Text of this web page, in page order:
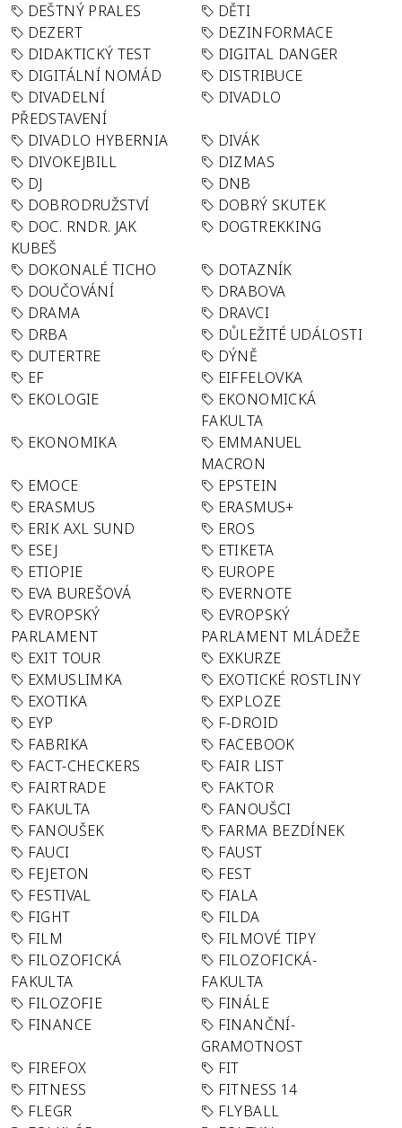
DEŠTNÝ PRALES
DĚTI
DEZERT
DEZINFORMACE
DIDAKTICKÝ TEST
DIGITAL DANGER
DIGITÁLNÍ NOMÁD
DISTRIBUCE
DIVADELNÍ
PŘEDSTAVENÍ
DIVADLO
DIVADLO HYBERNIA
DIVÁK
DIVOKEJBILL
DIZMAS
DJ
DNB
DOBRODRUŽSTVÍ
DOBRÝ SKUTEK
DOC. RNDR. JAK
KUBEŠ
DOGTREKKING
DOKONALÉ TICHO
DOTAZNÍK
DOUČOVÁNÍ
DRABOVA
DRAMA
DRAVCI
DRBA
DŮLEŽITÉ UDÁLOSTI
DUTERTRE
DÝNĚ
EF
EIFFELOVKA
EKOLOGIE
EKONOMICKÁ
FAKULTA
EKONOMIKA
EMMANUEL
MACRON
EMOCE
EPSTEIN
ERASMUS
ERASMUS+
ERIK AXL SUND
EROS
ESEJ
ETIKETA
ETIOPIE
EUROPE
EVA BUREŠOVÁ
EVERNOTE
EVROPSKÝ
PARLAMENT
EVROPSKÝ
PARLAMENT MLÁDEŽE
EXIT TOUR
EXKURZE
EXMUSLIMKA
EXOTICKÉ ROSTLINY
EXOTIKA
EXPLOZE
EYP
F-DROID
FABRIKA
FACEBOOK
FACT-CHECKERS
FAIR LIST
FAIRTRADE
FAKTOR
FAKULTA
FANOUŠCI
FANOUŠEK
FARMA BEZDÍNEK
FAUCI
FAUST
FEJETON
FEST
FESTIVAL
FIALA
FIGHT
FILDA
FILM
FILMOVÉ TIPY
FILOZOFICKÁ
FAKULTA
FILOZOFICKÁ-
FAKULTA
FILOZOFIE
FINÁLE
FINANCE
FINANČNÍ-
GRAMOTNOST
FIREFOX
FIT
FITNESS
FITNESS 14
FLEGR
FLYBALL